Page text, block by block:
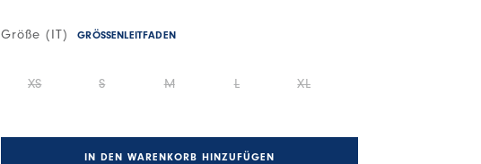
Größe (IT) GRÖSSENLEITFADEN
XS S M L XL
IN DEN WARENKORB HINZUFÜGEN